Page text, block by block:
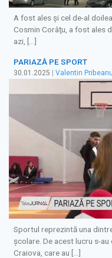
A fost ales şi cel de-al
Cosmin Corâţu, a fost ales
azi, […]
PARIAZĂ PE SPORT
30.01.2025 | Valentin Pribeanu
Sportul reprezintă una
școlare. De acest lucru s-
Craiova, care au […]